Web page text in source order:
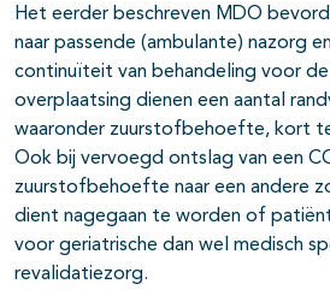
Het eerder beschreven MDO
naar passende (ambulante) nazorg
continuïteit van behandeling voor
overplaatsing dienen een aantal
waaronder zuurstofbehoefte, kort
Ook bij vervoegd ontslag van een
zuurstofbehoefte naar een andere
dient nagegaan te worden of
voor geriatrische dan wel medisch
revalidatiezorg.